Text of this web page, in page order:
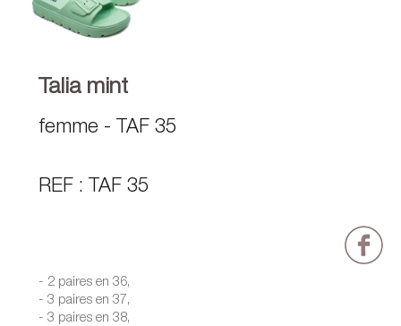
Talia mint
femme - TAF 35
REF : TAF 35
- 2 paires en 36,
- 3 paires en 37,
- 3 paires en 38,